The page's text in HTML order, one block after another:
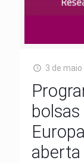
3 de maio
aberta